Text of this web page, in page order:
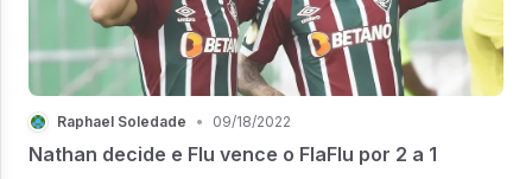
Raphael Soledade • 09/18/2022
Nathan decide e Flu vence o FlaFlu por 2 a 1